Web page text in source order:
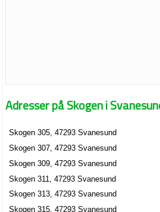
Adresser på Skogen i
Skogen 305, 47293 Svanesund
Skogen 307, 47293 Svanesund
Skogen 309, 47293 Svanesund
Skogen 311, 47293 Svanesund
Skogen 313, 47293 Svanesund
Skogen 315, 47293 Svanesund